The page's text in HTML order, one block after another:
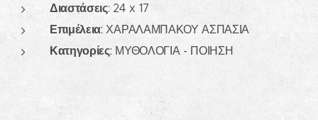
Διαστάσεις: 24 x 17
Επιμέλεια: ΧΑΡΑΛΑΜΠΑΚΟΥ ΑΣΠΑΣΙΑ
Κατηγορίες: ΜΥΘΟΛΟΓΙΑ - ΠΟΙΗΣΗ